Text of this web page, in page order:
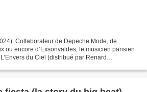
Collaborateur de Depeche Mode, de
ou encore d’Exsonvaldes, le musicien parisien
du Ciel (distribué par Renard